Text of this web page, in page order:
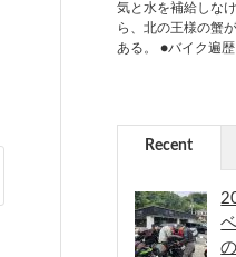
気と水を補給しな
ら、北の王様の蟹
ある。 ●バイク遍
Recent